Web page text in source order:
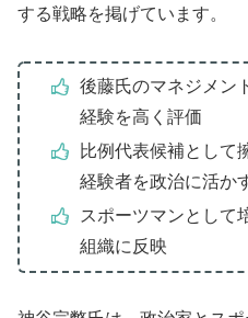
する戦略を掲げています。
後藤氏のマネジメン
経験を高く評価
比例代表候補として
経験者を政治に活か
スポーツマンとして
組織に反映